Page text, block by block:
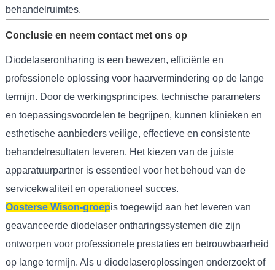
behandelruimtes.
Conclusie en neem contact met ons op
Diodelaserontharing is een bewezen, efficiënte en
professionele oplossing voor haarvermindering op de lange
termijn. Door de werkingsprincipes, technische parameters
en toepassingsvoordelen te begrijpen, kunnen klinieken en
esthetische aanbieders veilige, effectieve en consistente
behandelresultaten leveren. Het kiezen van de juiste
apparatuurpartner is essentieel voor het behoud van de
servicekwaliteit en operationeel succes.
Oosterse Wison-groepis toegewijd aan het leveren van
geavanceerde diodelaser ontharingssystemen die zijn
ontworpen voor professionele prestaties en betrouwbaarheid
op lange termijn. Als u diodelaseroplossingen onderzoekt of